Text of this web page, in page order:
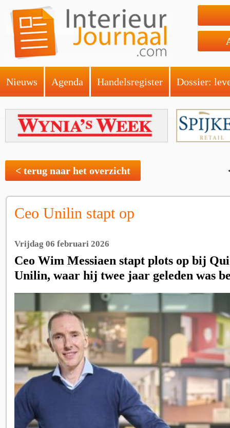
Nieuws Agenda Handelsregister Dossier:
< terug naar het overzicht
Ceo Unilin stapt op
Vrijdag 06 februari 2026
Ceo Wim Messiaen stapt plots op bij
Unilin, waar hij twee jaar geleden was